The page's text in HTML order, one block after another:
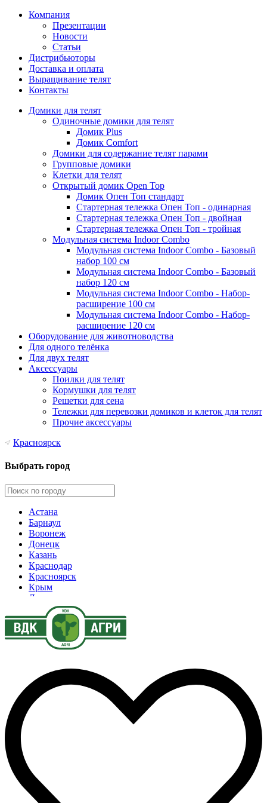
Компания
Презентации
Новости
Статьи
Дистрибьюторы
Доставка и оплата
Выращивание телят
Контакты
Домики для телят
Одиночные домики для телят
Домик Plus
Домик Comfort
Домики для содержание телят парами
Групповые домики
Клетки для телят
Открытый домик Open Top
Домик Опен Топ стандарт
Стартерная тележка Опен Топ - одинарная
Стартерная тележка Опен Топ - двойная
Стартерная тележка Опен Топ - тройная
Модульная система Indoor Combo
Модульная система Indoor Combo - Базовый
набор 100 см
Модульная система Indoor Combo - Базовый
набор 120 см
Модульная система Indoor Combo - Набор-
расширение 100 см
Модульная система Indoor Combo - Набор-
расширение 120 см
Оборудование для животноводства
Для одного телёнка
Для двух телят
Аксессуары
Поилки для телят
Кормушки для телят
Решетки для сена
Тележки для перевозки домиков и клеток для телят
Прочие аксессуары
Красноярск
Выбрать город
Астана
Барнаул
Воронеж
Донецк
Казань
Краснодар
Красноярск
Крым
Луганск
Москва
Нижний Новгород
Новосибирск
Омск
Павлодар
Ростов-на-Дону
Рязань
Санкт-Петербург
Ставрополь